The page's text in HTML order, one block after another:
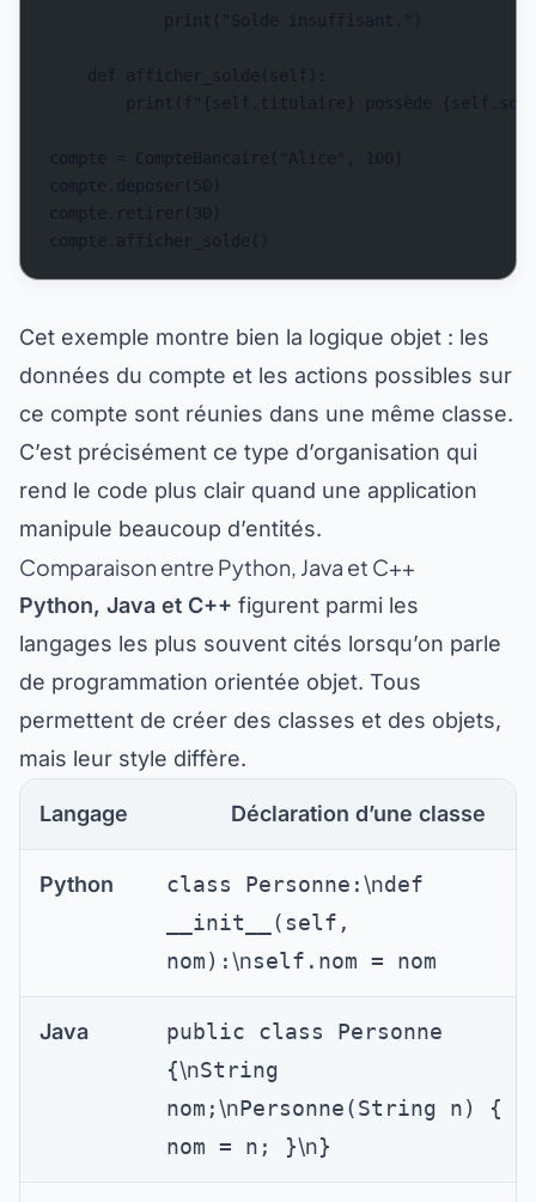
Cet exemple montre bien la logique objet : les
données du compte et les actions possibles sur
ce compte sont réunies dans une même classe.
C’est précisément ce type d’organisation qui
rend le code plus clair quand une application
manipule beaucoup d’entités.
Comparaison entre Python, Java et C++
Python, Java et C++ figurent parmi les
langages les plus souvent cités lorsqu’on parle
de programmation orientée objet. Tous
permettent de créer des classes et des objets,
mais leur style diffère.
Langage Déclaration d’une classe
Python class Personne:\ndef
__init__(self,
nom):\nself.nom = nom
Java
public class Personne
{\nString
nom;\nPersonne(String n) {
nom = n; }\n}